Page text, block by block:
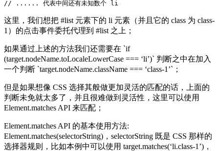
这里，我们想把 #list 元素下的 li 元素（并且它的 class 为 class-
1）的点击事件委托代理到 #list 之上；
如果通过上述的方法我们还需要在 `if
(target.nodeName.toLocaleLowerCase === ‘li’)` 判断之中在加入
一个判断 `target.nodeName.className === ‘class-1’`；
但是如果想像 CSS 选择其般做更加灵活的匹配的话，上面的
判断未免就太多了，并且很难做到灵活性，这里可以使用
Element.matches API 来匹配；
Element.matches API 的基本使用方法:
Element.matches(selectorString)，selectorString 既是 CSS 那样的
选择器规则，比如本例中可以使用 target.matches(‘li.class-1’)，